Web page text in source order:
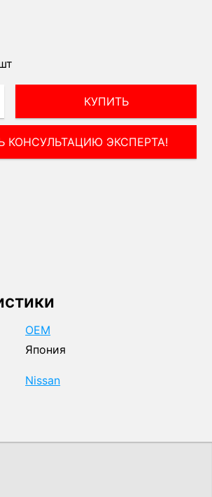
КУПИТЬ
КОНСУЛЬТАЦИЮ ЭКСПЕРТА!
OEM
Япония
Nissan